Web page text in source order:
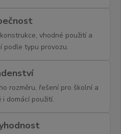
vhodné použití a
podle typu provozu.
rozměru, řešení pro školní a
i domácí použití.